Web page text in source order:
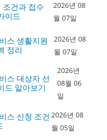
조건과 접수
이드
2026년 08
월 07일
스 생활지원
정리
2026년 08
월 07일
스 대상자 선
드 알아보기
2026년
08월 06
일
스 신청 조건 2026년 08
월 05일